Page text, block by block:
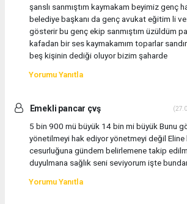
şanslı sanmıştım kaymakam beyimiz genç
belediye başkanı da genç avukat eğitim li
gösterir bu genç ekip sanmıştım üzüldüm
kafadan bir ses kaymakamım toparlar
beş kişinin dediği oluyor bizim şaharde
Yorumu Yanıtla
Emekli pancar çvş
5 bin 900 mü büyük 14 bin mi büyük Bunu
yönetilmeyi hak ediyor yönetmeyi değil Eline
cesurluğuna gündem belirlemene takip
duyulmana sağlık seni seviyorum işte
Yorumu Yanıtla